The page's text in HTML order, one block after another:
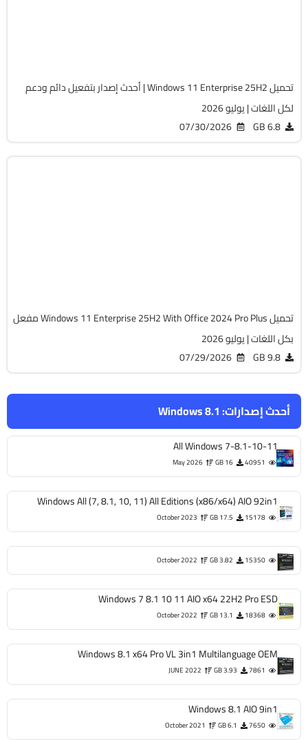
أحدث إصدارات:Windows 8.1
All Windows 7-8.1-10-11
40951
16 GB
May 2026
Windows All (7, 8.1, 10, 11) All Editions (x86/x64) AIO 92in1
15178
17.5 GB
October 2023
15350
3.82 GB
October 2022
Windows 7 8.1 10 11 AIO x64 22H2 Pro ESD
18368
13.1 GB
October 2022
Windows 8.1 x64 Pro VL 3in1 Multilanguage OEM
7861
3.93 GB
JUNE 2022
Windows 8.1 AIO 9in1
7650
6.1 GB
October 2021
تحميل Windows 11 Enterprise 25H2 | أحدث إصدار بتفعيل دائم ودعم
لكل اللغات | يوليو 2026
6.8 GB
07/30/2026
تحميل Windows 11 Enterprise 25H2 With Office 2024 Pro Plus مفعل
بكل اللغات | يوليو 2026
9.8 GB
07/29/2026